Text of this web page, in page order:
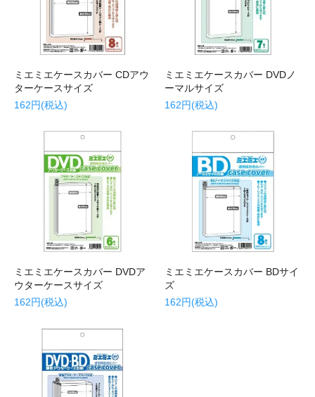
ミエミエケースカバー CDアウ
ターケースサイズ
162円(税込)
ミエミエケースカバー DVDノ
ーマルサイズ
162円(税込)
ミエミエケースカバー DVDア
ウターケースサイズ
162円(税込)
ミエミエケースカバー BDサイ
ズ
162円(税込)